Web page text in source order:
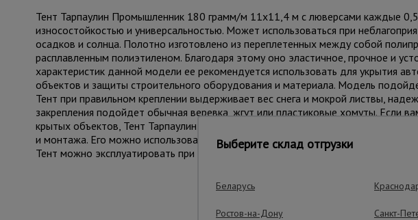
Тент Тарпаулин Промышленник 180 грамм/м 11х11,4 м с люверсами каждые 0,5
износостойкостью и универсальностью. Может использоваться при
осадков и солнца. Полотно изготовлено из переплетенных между собой
расплавленным полиэтиленом. Благодаря этому оно эластичное, прочное и
характеристик данной модели ее рекомендуется использовать для укрытия
объектов и защиты строительного оборудования и материала. Модель
Тент при правильном креплении выдерживает вес снега и мокрой листвы,
закрепления подойдет обычная веревка, жгут или пластиковые хомуты. Если
крытых объектов, Тент Тарпаулин 180 гр/м подойдет для этих целей за счет
и монтажа. Его можно использовать для создания навесов, шатров, торговых
Тент можно эксплуатировать при температурах - 45°С до + 70°С Не
Важные преимущества –
Выберите склад отгрузки
Беларусь
Ростов-на-Дону Санкт-